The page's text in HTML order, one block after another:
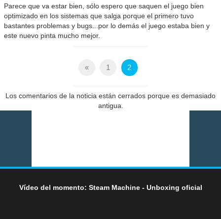
Parece que va estar bien, sólo espero que saquen el juego bien
optimizado en los sistemas que salga porque el primero tuvo
bastantes problemas y bugs...por lo demás el juego estaba bien y
este nuevo pinta mucho mejor.
« 1 2
Los comentarios de la noticia están cerrados porque es demasiado
antigua.
Vídeo del momento: Steam Machine - Unboxing oficial